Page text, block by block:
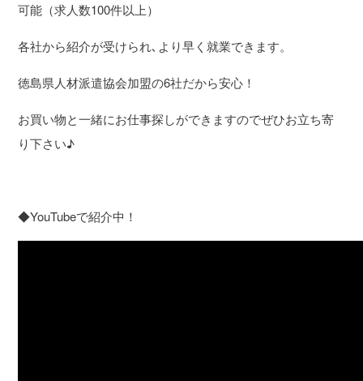
可能（求人数100件以上）
各社から紹介が受けられ､より早く就業できます。
徳島県人材派遣協会加盟の6社だから安心！
お買い物と一緒にお仕事探しができますのでぜひお立ち寄
り下さい♪
◆YouTubeで紹介中！